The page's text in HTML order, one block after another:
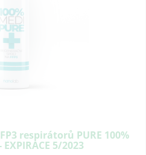
respirátorů PURE 100%
5/2023